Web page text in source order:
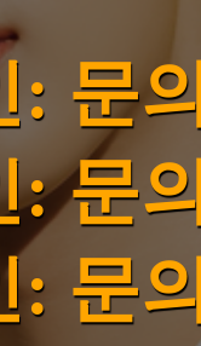
: 문의
: 문의
: 문의